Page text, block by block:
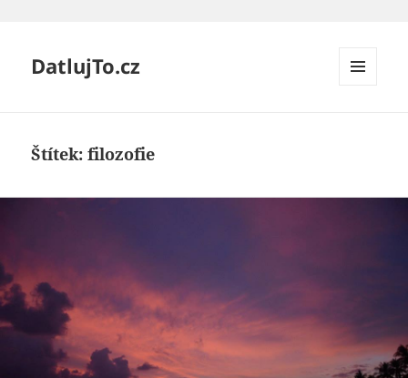
DatlujTo.cz
Štítek:filozofie